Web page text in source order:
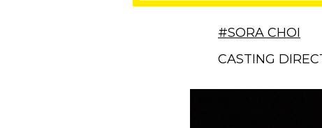
#SORA CHOI
CASTING